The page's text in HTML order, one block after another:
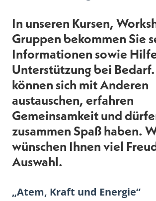
In unseren Kursen,
Gruppen bekommen Sie
Informationen sowie
Unterstützung bei
können sich mit Anderen
austauschen, erfahren
Gemeinsamkeit und
zusammen Spaß haben.
wünschen Ihnen viel
Auswahl.
„Atem, Kraft und Energie“